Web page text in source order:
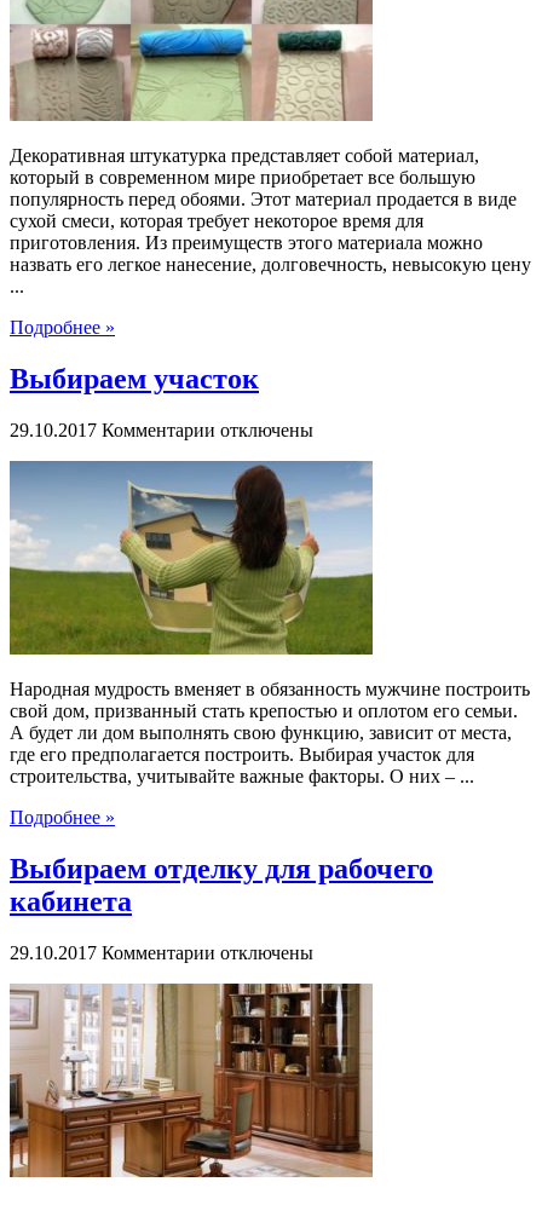
Декоративная штукатурка представляет собой материал,
который в современном мире приобретает все большую
популярность перед обоями. Этот материал продается в виде
сухой смеси, которая требует некоторое время для
приготовления. Из преимуществ этого материала можно
назвать его легкое нанесение, долговечность, невысокую цену
...
Подробнее »
Выбираем участок
29.10.2017 Комментарии к
Выбираем
участок
отключены
Народная мудрость вменяет в обязанность мужчине построить
свой дом, призванный стать крепостью и оплотом его семьи.
А будет ли дом выполнять свою функцию, зависит от места,
где его предполагается построить. Выбирая участок для
строительства, учитывайте важные факторы. О них – ...
Подробнее »
Выбираем отделку для рабочего
кабинета
29.10.2017 Комментарии к
Выбираем
отделку
для
рабочего
кабинета
отключены